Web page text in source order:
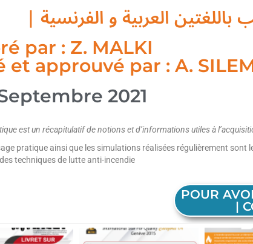
par : Z. MALKI
et approuvé par : A.
2021
est un récapitulatif de notions et d’informations utiles à
pratique ainsi que les simulations réalisées régulièrement sont
techniques de lutte anti-incendie
POUR
|